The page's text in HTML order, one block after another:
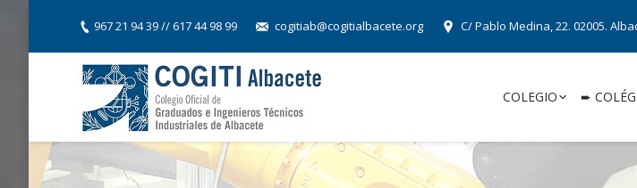
967 21 94 39 // 617 44 98 99 cogitiab@cogitialbacete.org C/ Pablo Medina, 22. 02005.
COLEGIO ➨